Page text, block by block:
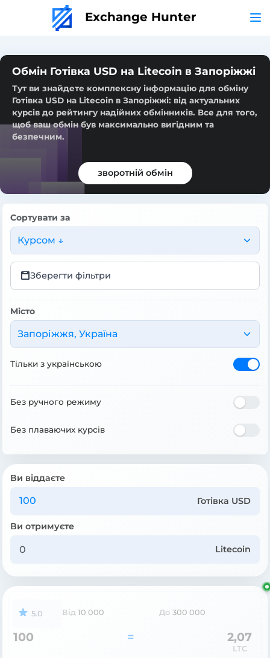
Exchange Hunter
Обмін Готівка USD на Litecoin в Запоріжжі
Тут ви знайдете комплексну інформацію для обміну
Готівка USD на Litecoin в Запоріжжі: від актуальних
курсів до рейтингу надійних обмінників. Все для того,
щоб ваш обмін був максимально вигідним та
безпечним.
зворотній обмін
Сортувати за
Курсом ↓
Зберегти фільтри
Місто
Запоріжжя, Україна
Тільки з українською
Без ручного режиму
Без плаваючих курсів
Ви віддаєте
Готівка USD
Ви отримуєте
Litecoin
5.0 Від 10 000 До 300 000
100 = 2,07
LTC